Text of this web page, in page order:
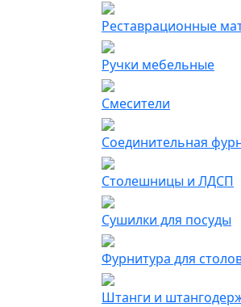
Реставрационные
Ручки мебельные
Смесители
Соединительная
Столешницы и ЛДСП
Сушилки для посуды
Фурнитура для
Штанги и